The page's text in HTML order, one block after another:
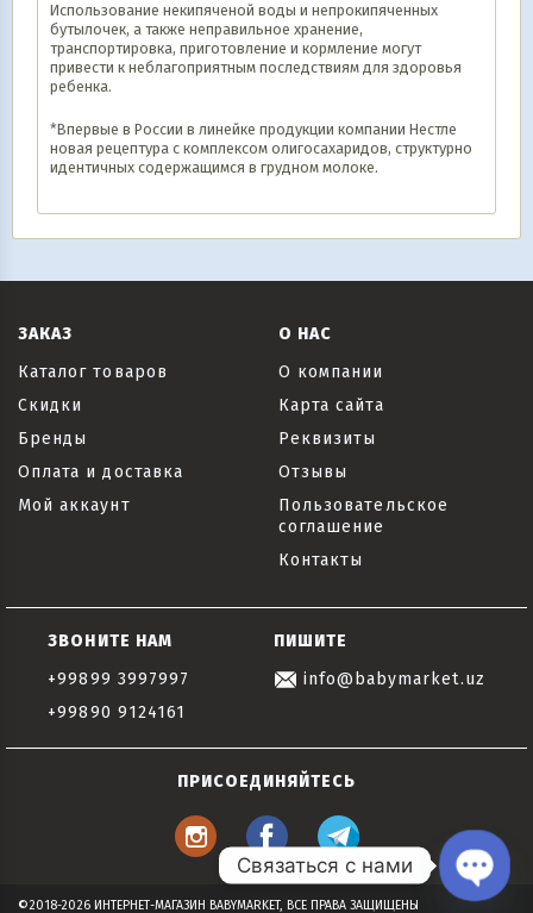
Использование некипяченой воды и непрокипяченных
бутылочек, а также неправильное хранение,
транспортировка, приготовление и кормление могут
привести к неблагоприятным последствиям для здоровья
ребенка.
*Впервые в России в линейке продукции компании Нестле
новая рецептура с комплексом олигосахаридов, структурно
идентичных содержащимся в грудном молоке.
ЗАКАЗ
Каталог товаров
Скидки
Бренды
Оплата и доставка
Мой аккаунт
О НАС
О компании
Карта сайта
Реквизиты
Отзывы
Пользовательское
соглашение
Контакты
ЗВОНИТЕ НАМ
+99899 3997997
+99890 9124161
ПИШИТЕ
info@babymarket.uz
ПРИСОЕДИНЯЙТЕСЬ
©2018-2026 ИНТЕРНЕТ-МАГАЗИН BABYMARKET, ВСЕ ПРАВА ЗАЩИЩЕНЫ
Связаться с нами
Open